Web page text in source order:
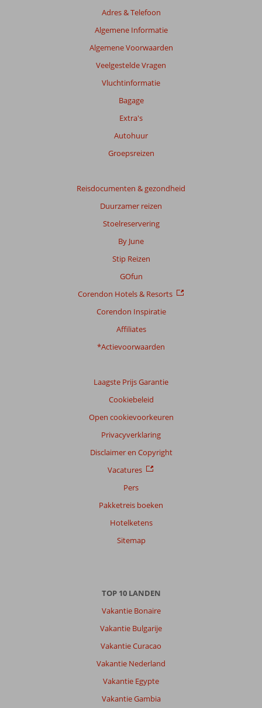
Adres & Telefoon
Algemene Informatie
Algemene Voorwaarden
Veelgestelde Vragen
Vluchtinformatie
Bagage
Extra's
Autohuur
Groepsreizen
Reisdocumenten & gezondheid
Duurzamer reizen
Stoelreservering
By June
Stip Reizen
GOfun
Corendon Hotels & Resorts
Corendon Inspiratie
Affiliates
*Actievoorwaarden
Laagste Prijs Garantie
Cookiebeleid
Open cookievoorkeuren
Privacyverklaring
Disclaimer en Copyright
Vacatures
Pers
Pakketreis boeken
Hotelketens
Sitemap
TOP 10 LANDEN
Vakantie Bonaire
Vakantie Bulgarije
Vakantie Curacao
Vakantie Nederland
Vakantie Egypte
Vakantie Gambia